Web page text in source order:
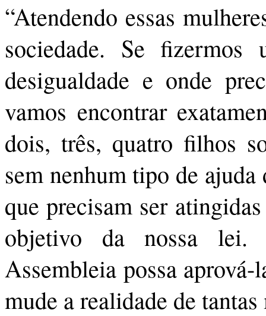
“Atendendo essas
sociedade. Se fizermos
desigualdade e onde
vamos encontrar
dois, três, quatro filhos
sem nenhum tipo de ajuda
que precisam ser
objetivo da nossa lei.
Assembleia possa
mude a realidade de